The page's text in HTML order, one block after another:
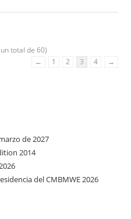
total de 60)
←
1 2 3 4 →
de 2027
2014
del CMBMWE 2026